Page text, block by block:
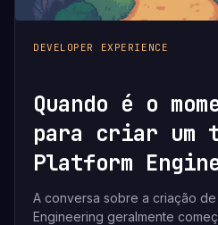
DEVELOPER EXPERIENCE
Quando é o
para criar um
Platform
A conversa sobre a criação de
Engineering geralmente